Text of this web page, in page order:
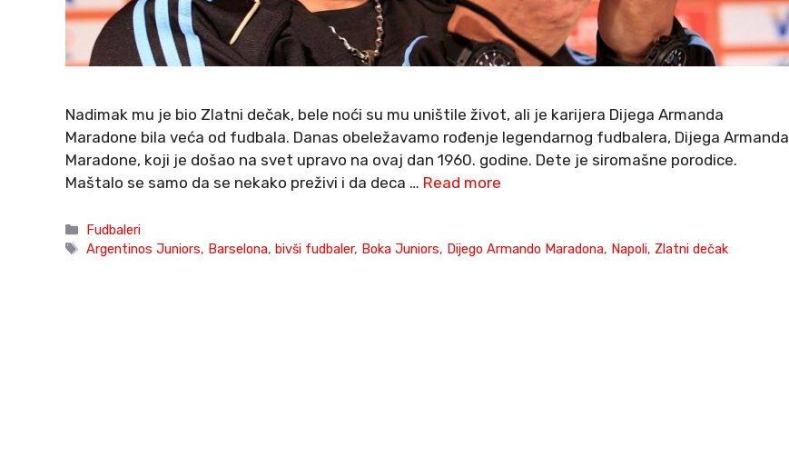
Nadimak mu je bio Zlatni dečak, bele noći su mu uništile život, ali je karijera Dijega Armanda
Maradone bila veća od fudbala. Danas obeležavamo rođenje legendarnog fudbalera, Dijega Armanda
Maradone, koji je došao na svet upravo na ovaj dan 1960. godine. Dete je siromašne porodice.
Maštalo se samo da se nekako preživi i da deca … Read more
Categories
Fudbaleri
Tags
Argentinos Juniors, Barselona,bivši fudbaler, Boka Juniors, Dijego Armando Maradona, Napoli, Zlatni dečak